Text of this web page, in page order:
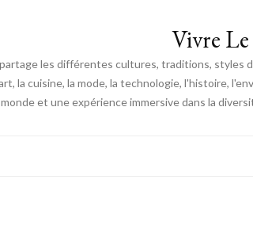
Vivre
les différentes cultures, traditions, styles
la cuisine, la mode, la technologie, l'histoire,
monde et une expérience immersive dans la